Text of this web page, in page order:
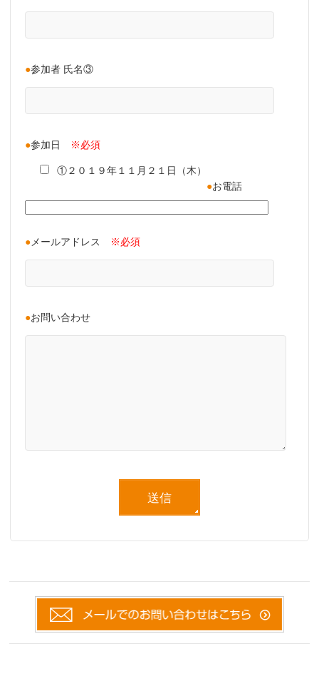
●参加者 氏名③
●参加日 ※必須
①２０１９年１１月２１日（木）
●お電話
● メールアドレス ※必須
●お問い合わせ